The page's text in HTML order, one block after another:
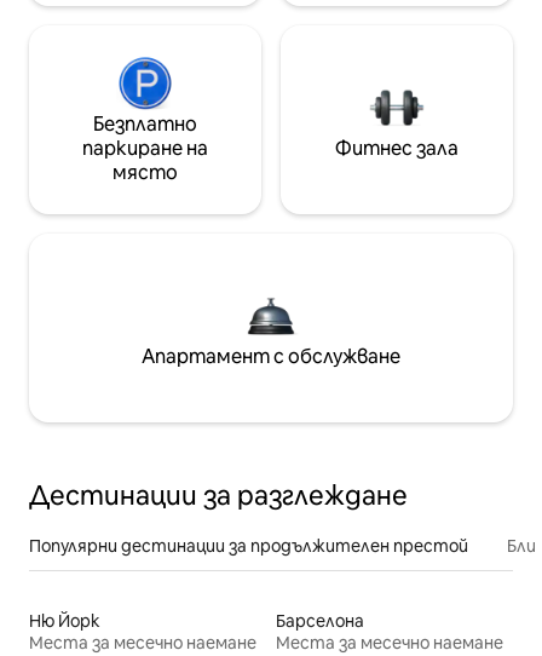
Безплатно
паркиране на
място
Фитнес зала
Апартамент с обслужване
Дестинации за разглеждане
Популярни дестинации за продължителен престой
Ню Йорк
Места за месечно наемане
Барселона
Места за месечно наемане